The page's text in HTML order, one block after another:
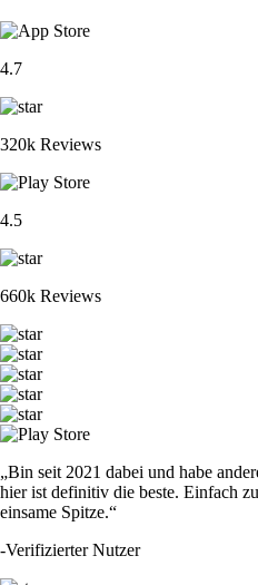
4.7
320k Reviews
4.5
660k Reviews
„Bin seit 2021 dabei und habe
hier ist definitiv die beste. Einfach
einsame Spitze.“
-Verifizierter Nutzer